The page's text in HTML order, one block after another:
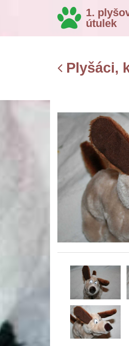
1.
útulek
Plyšáci,